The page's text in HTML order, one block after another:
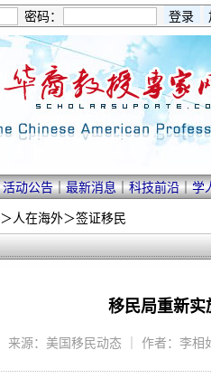
密码：
活动公告｜最新消息｜科技前沿｜学
＞人在海外＞签证移民
移民局重新
来源：美国移民动态 ｜ 作者：李